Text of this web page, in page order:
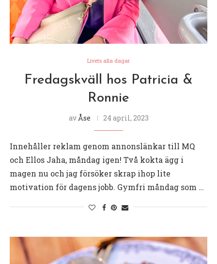
Livets alla dagar
Fredagskväll hos Patricia &
Ronnie
av Åse 24 april, 2023
Innehåller reklam genom annonslänkar till MQ
och Ellos Jaha, måndag igen! Två kokta ägg i
magen nu och jag försöker skrap ihop lite
motivation för dagens jobb. Gymfri måndag som …